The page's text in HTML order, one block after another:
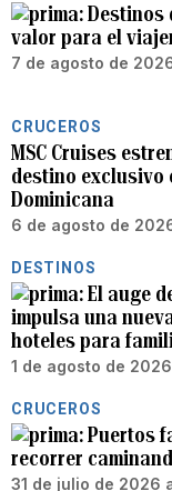
Destinos
valor para el
7 de agosto de
CRUCEROS
MSC Cruises
destino exclusivo
Dominicana
6 de agosto de
DESTINOS
El auge
impulsa una
hoteles para
1 de agosto de 2026
CRUCEROS
Puertos
recorrer
31 de julio de 2026